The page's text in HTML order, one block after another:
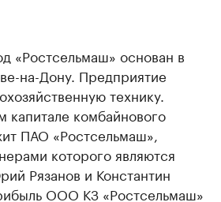
«Ростсельмаш» основан в
на-Дону. Предприятие
технику.
капитале комбайнового
ПАО «Ростсельмаш»,
которого являются
Рязанов и Константин
ООО КЗ «Ростсельмаш»